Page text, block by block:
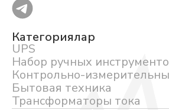
Категориялар
UPS
Набор ручных
Контрольно-
Бытовая техника
Трансформаторы тока